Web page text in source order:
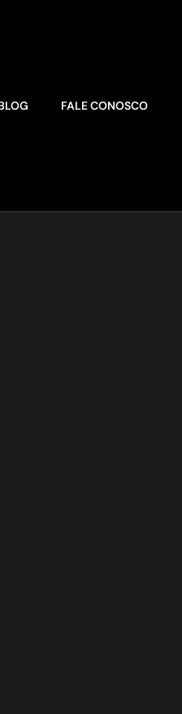
FALE CONOSCO